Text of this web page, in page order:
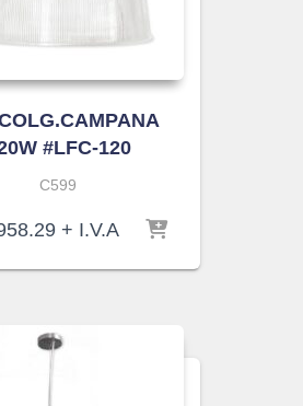
#LFC-120
C599
+ I.V.A